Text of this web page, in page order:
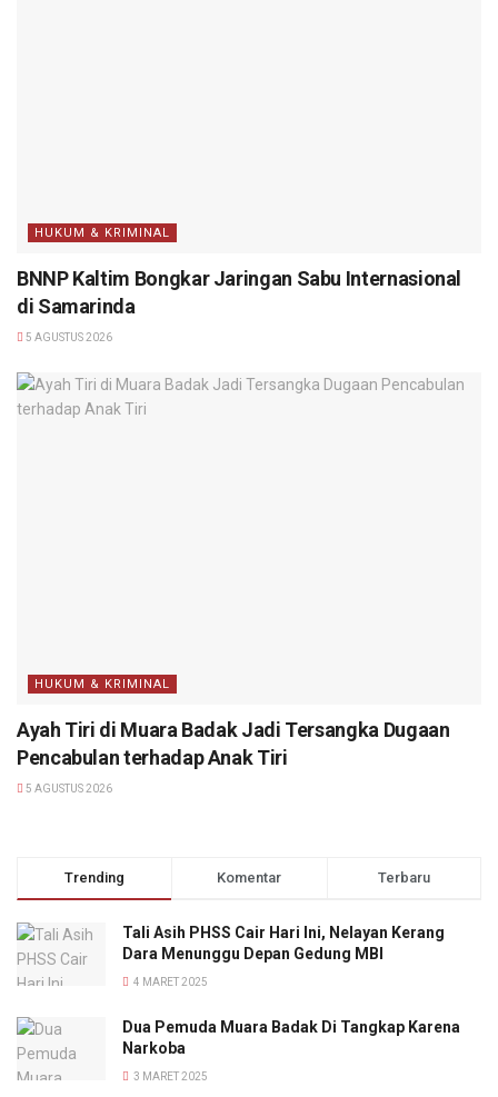
HUKUM & KRIMINAL
BNNP Kaltim Bongkar Jaringan Sabu Internasional
di Samarinda
5 AGUSTUS 2026
HUKUM & KRIMINAL
Ayah Tiri di Muara Badak Jadi Tersangka Dugaan
Pencabulan terhadap Anak Tiri
5 AGUSTUS 2026
Trending Komentar Terbaru
Tali Asih PHSS Cair Hari Ini, Nelayan Kerang
Dara Menunggu Depan Gedung MBI
4 MARET 2025
Dua Pemuda Muara Badak Di Tangkap Karena
Narkoba
3 MARET 2025